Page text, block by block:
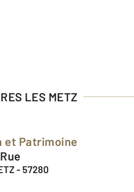
LES METZ
et Patrimoine
- 57280